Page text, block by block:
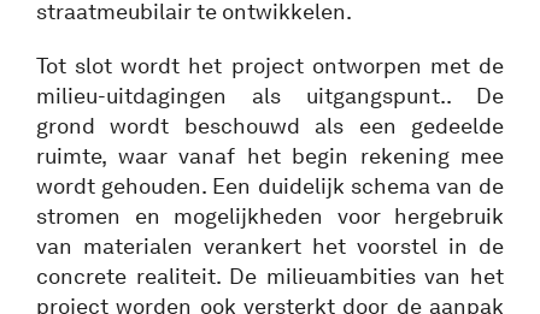
straatmeubilair te ontwikkelen.
Tot slot wordt het project ontworpen met de
milieu-uitdagingen als uitgangspunt.. De
grond wordt beschouwd als een gedeelde
ruimte, waar vanaf het begin rekening mee
wordt gehouden. Een duidelijk schema van de
stromen en mogelijkheden voor hergebruik
van materialen verankert het voorstel in de
concrete realiteit. De milieuambities van het
project worden ook versterkt door de aanpak